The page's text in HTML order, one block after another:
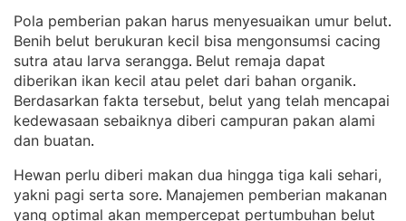
Pola pemberian pakan harus menyesuaikan umur belut
Benih belut berukuran kecil bisa mengonsumsi cacing
sutra atau larva serangga. Belut remaja dapat
diberikan ikan kecil atau pelet dari bahan organik
Berdasarkan fakta tersebut, belut yang telah mencapai
kedewasaan sebaiknya diberi campuran pakan alami
dan buatan.
Hewan perlu diberi makan dua hingga tiga kali sehari,
yakni pagi serta sore. Manajemen pemberian makanan
yang optimal akan mempercepat pertumbuhan belut